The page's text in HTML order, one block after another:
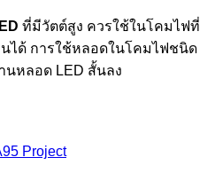
ที่มีวัตต์สูง ควรใช้ในโคมไฟที่
ได้ การใช้หลอดในโคมไฟชนิด
นหลอด LED สั้นลง